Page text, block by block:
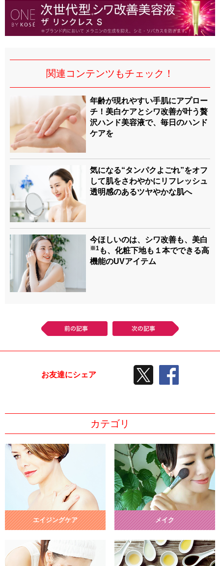
関連コンテンツもチェック！
年齢が現れやすい手肌にアプロー
チ！美白ケアとシワ改善が叶う贅
沢ハンド美容液で、毎日のハンド
ケアを
気になる“タンパクよごれ”をオフ
して肌をさわやかにリフレッシュ
透明感のあるツヤやかな肌へ
今ほしいのは、シワ改善も、美白
※1 も、化粧下地も１本でできる高
機能のUVアイテム
前の記事
お友達にシェア
TWEETする
カテゴリ
エイジングケア メイク